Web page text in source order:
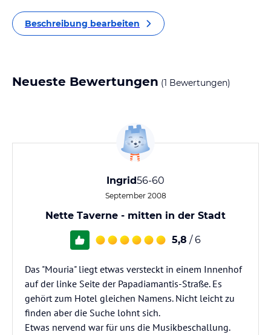
Beschreibung bearbeiten
Neueste Bewertungen (1 Bewertungen)
Ingrid56-60
September 2008
Nette Taverne - mitten in der Stadt
5,8 / 6
Das "Mouria" liegt etwas versteckt in einem Innenhof
auf der linke Seite der Papadiamantis-Straße. Es
gehört zum Hotel gleichen Namens. Nicht leicht zu
finden aber die Suche lohnt sich.
Etwas nervend war für uns die Musikbeschallung.